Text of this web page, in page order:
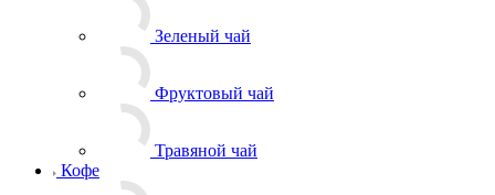
Зеленый чай
Фруктовый чай
Травяной чай
Кофе